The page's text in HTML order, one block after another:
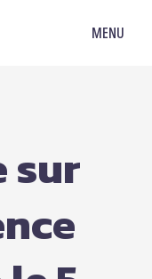
MENU
sur